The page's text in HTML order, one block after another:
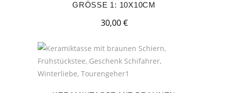
GRÖSSE 1: 10X10CM
30,00€